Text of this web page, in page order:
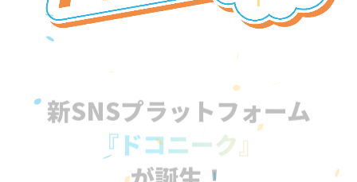
新SNSプラットフォーム
『ドコニーク』
が誕生！